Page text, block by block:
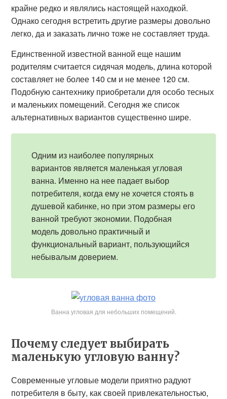
крайне редко и являлись настоящей находкой.
Однако сегодня встретить другие размеры довольно
легко, да и заказать лично тоже не составляет труда.
Единственной известной ванной еще нашим
родителям считается сидячая модель, длина которой
составляет не более 140 см и не менее 120 см.
Подобную сантехнику приобретали для особо тесных
и маленьких помещений. Сегодня же список
альтернативных вариантов существенно шире.
Одним из наиболее популярных
вариантов является маленькая угловая
ванна. Именно на нее падает выбор
потребителя, когда ему не хочется стоять в
душевой кабинке, но при этом размеры его
ванной требуют экономии. Подобная
модель довольно практичный и
функциональный вариант, пользующийся
небывалым доверием.
Ванна угловая для небольших помещений.
Почему следует выбирать
маленькую угловую ванну?
Современные угловые модели приятно радуют
потребителя в быту, как своей привлекательностью,